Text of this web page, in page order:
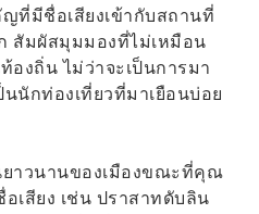
ที่มีชื่อเสียงเข้ากับสถานที่
สัมผัสมุมมองที่ไม่เหมือน
องถิ่น ไม่ว่าจะเป็นการมา
นักท่องเที่ยวที่มาเยือนบ่อย
ยาวนานของเมืองขณะที่คุณ
เสียง เช่น ปราสาทดับลิน